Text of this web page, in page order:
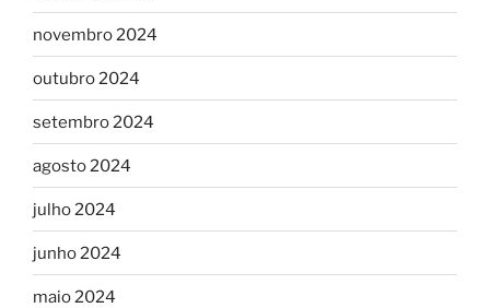
novembro 2024
outubro 2024
setembro 2024
agosto 2024
julho 2024
junho 2024
maio 2024